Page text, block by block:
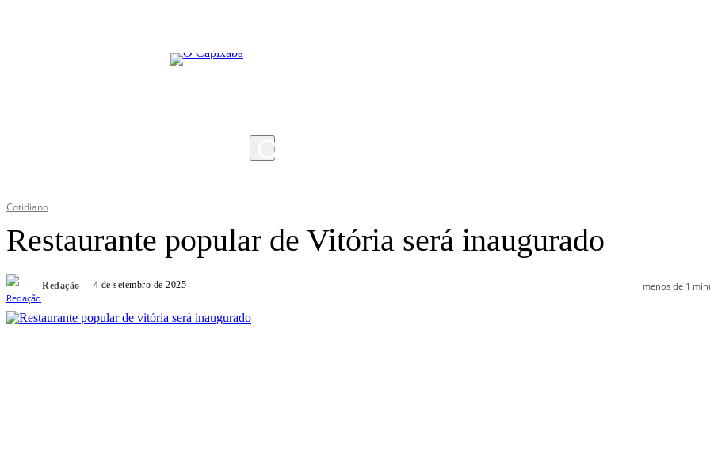
Cotidiano
Restaurante popular de Vitória será inaugurado
Redação 4 de setembro de 2025 menos de 1